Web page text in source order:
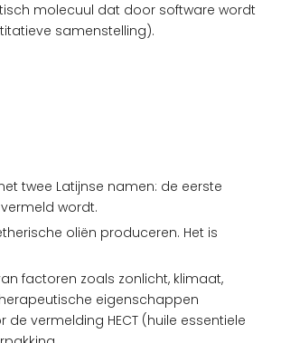
molecuul dat door software wordt
samenstelling).
twee Latijnse namen: de eerste
wordt.
oliën produceren. Het is
factoren zoals zonlicht, klimaat,
eigenschappen
vermelding HECT (huile essentiele